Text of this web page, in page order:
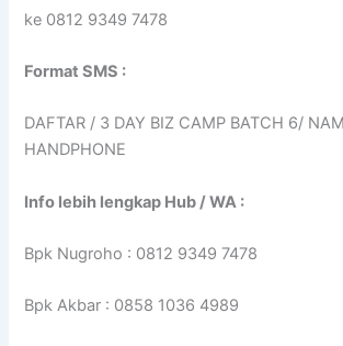
ke 0812 9349 7478
Format SMS :
DAFTAR / 3 DAY BIZ CAMP BATCH 6/
HANDPHONE
Info lebih lengkap Hub / WA :
Bpk Nugroho : 0812 9349 7478
Bpk Akbar : 0858 1036 4989